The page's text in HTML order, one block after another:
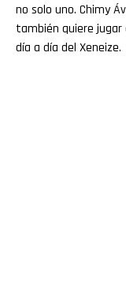
no solo uno. Chimy
también quiere jugar
día a día del Xeneize.